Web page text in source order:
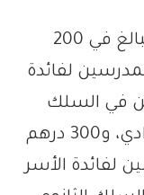
إلى ذلك، فقد تم تحديد هذه المبالغ في 200
لفائدة
في السلك
الابتدائي أو السلك الثانوي الإعدادي، و300 درهم
لفائدة الأسر